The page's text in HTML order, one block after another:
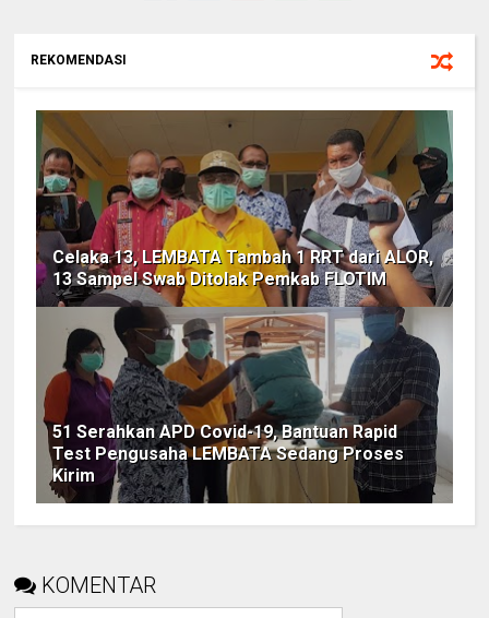
REKOMENDASI
Celaka 13, LEMBATA Tambah 1 RRT dari ALOR,
13 Sampel Swab Ditolak Pemkab FLOTIM
51 Serahkan APD Covid-19, Bantuan Rapid
Test Pengusaha LEMBATA Sedang Proses
Kirim
KOMENTAR